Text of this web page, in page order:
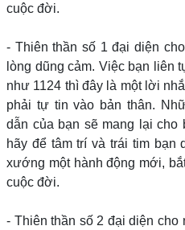
cuộc đời.
- Thiên thần số 1 đại diện
lòng dũng cảm. Việc bạn liên
như 1124 thì đây là một lời
phải tự tin vào bản thân.
dẫn của bạn sẽ mang lại
hãy để tâm trí và trái tim
xướng một hành động mới,
cuộc đời.
- Thiên thần số 2 đại diện